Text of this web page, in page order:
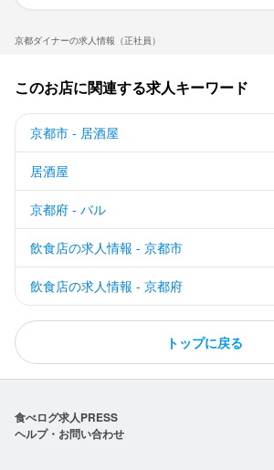
京都ダイナーの求人情報（正社員）
このお店に関連する求人キーワード
京都市 - 居酒屋
居酒屋
京都府 - バル
飲食店の求人情報 - 京都市
飲食店の求人情報 - 京都府
トップに戻る
食べログ求人PRESS
ヘルプ・お問い合わせ